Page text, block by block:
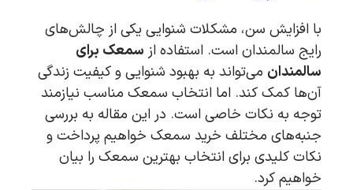
با افزایش سن، مشکلات شنوایی یکی از چالش‌های
رایج سالمندان است. استفاده از سمعک برای
سالمندان می‌تواند به بهبود شنوایی و کیفیت زندگی
آن‌ها کمک کند. اما انتخاب سمعک مناسب نیازمند
توجه به نکات خاصی است. در این مقاله به بررسی
جنبه‌های مختلف خرید سمعک خواهیم پرداخت و
نکات کلیدی برای انتخاب بهترین سمعک را بیان
خواهیم کرد.